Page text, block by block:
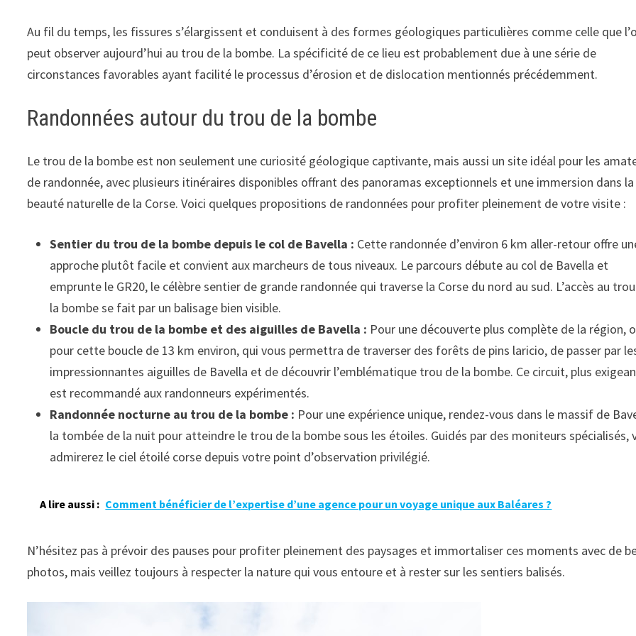
Au fil du temps, les fissures s’élargissent et conduisent à des formes géologiques particulières comme celle que
peut observer aujourd’hui au trou de la bombe. La spécificité de ce lieu est probablement due à une série de
circonstances favorables ayant facilité le processus d’érosion et de dislocation mentionnés précédemment.
Randonnées autour du trou de la bombe
Le trou de la bombe est non seulement une curiosité géologique captivante, mais aussi un site idéal pour les
de randonnée, avec plusieurs itinéraires disponibles offrant des panoramas exceptionnels et une immersion dans la
beauté naturelle de la Corse. Voici quelques propositions de randonnées pour profiter pleinement de votre visite :
Sentier du trou de la bombe depuis le col de Bavella : Cette randonnée d’environ 6 km aller-retour offre
approche plutôt facile et convient aux marcheurs de tous niveaux. Le parcours débute au col de Bavella et
emprunte le GR20, le célèbre sentier de grande randonnée qui traverse la Corse du nord au sud. L’accès au
la bombe se fait par un balisage bien visible.
Boucle du trou de la bombe et des aiguilles de Bavella : Pour une découverte plus complète de la région,
pour cette boucle de 13 km environ, qui vous permettra de traverser des forêts de pins laricio, de passer par
impressionnantes aiguilles de Bavella et de découvrir l’emblématique trou de la bombe. Ce circuit, plus
est recommandé aux randonneurs expérimentés.
Randonnée nocturne au trou de la bombe : Pour une expérience unique, rendez-vous dans le massif de
la tombée de la nuit pour atteindre le trou de la bombe sous les étoiles. Guidés par des moniteurs spécialisés,
admirerez le ciel étoilé corse depuis votre point d’observation privilégié.
A lire aussi : Comment bénéficier de l’expertise d’une agence pour un voyage unique aux Baléares ?
N’hésitez pas à prévoir des pauses pour profiter pleinement des paysages et immortaliser ces moments avec de
photos, mais veillez toujours à respecter la nature qui vous entoure et à rester sur les sentiers balisés.